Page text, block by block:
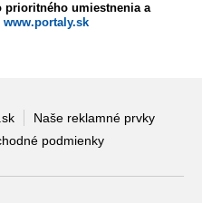
prioritného umiestnenia a
www.portaly.sk
Naše reklamné prvky
podmienky